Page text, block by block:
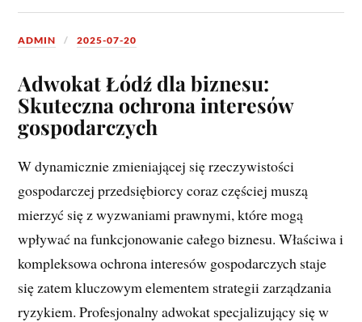
ADMIN 2025-07-20
Adwokat Łódź dla biznesu:
Skuteczna ochrona interesów
gospodarczych
W dynamicznie zmieniającej się rzeczywistości
gospodarczej przedsiębiorcy coraz częściej muszą
mierzyć się z wyzwaniami prawnymi, które mogą
wpływać na funkcjonowanie całego biznesu. Właściwa i
kompleksowa ochrona interesów gospodarczych staje
się zatem kluczowym elementem strategii zarządzania
ryzykiem. Profesjonalny adwokat specjalizujący się w